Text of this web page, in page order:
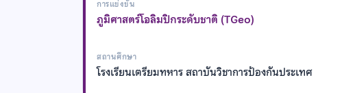
การแข่งขัน
ภูมิศาสตร์โอลิมปิกระดับชาติ (TGeo)
สถานศึกษา
โรงเรียนเตรียมทหาร สถาบันวิชาการป้องกันประเทศ